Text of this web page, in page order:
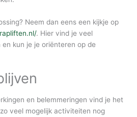
Neem dan eens een kijkje op
. Hier vind je veel
kun je je oriënteren op de
en belemmeringen vind je het
veel mogelijk activiteiten nog